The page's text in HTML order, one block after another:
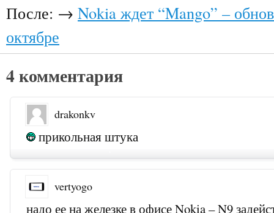
После: → Nokia ждет “Mango” –
октябре
4 комментария
drakonkv
прикольная штука
vertyogo
надо ее на железке в офисе Nokia – N9